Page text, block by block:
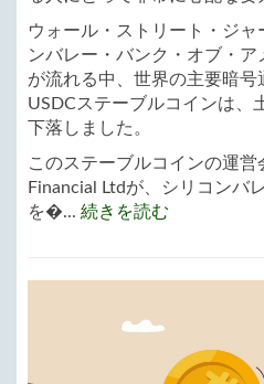
ウォール・ストリート・ジャ
ンバレー・バンク・オブ・ア
が流れる中、世界の主要暗
USDCステーブルコインは、
下落しました。
このステーブルコインの運
Financial Ltdが、シリコンバ
を�... 続きを読む